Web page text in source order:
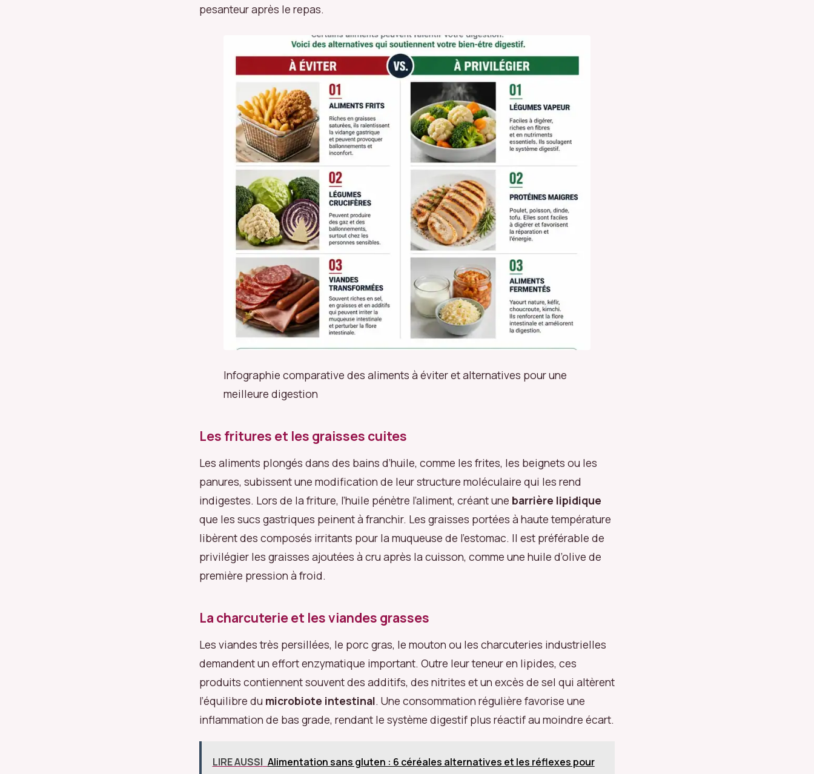
pesanteur après le repas.
Infographie comparative des aliments à éviter et alternatives pour une
meilleure digestion
Les fritures et les graisses cuites
Les aliments plongés dans des bains d’huile, comme les frites, les beignets ou les
panures, subissent une modification de leur structure moléculaire qui les rend
indigestes. Lors de la friture, l’huile pénètre l’aliment, créant une barrière lipidique
que les sucs gastriques peinent à franchir. Les graisses portées à haute température
libèrent des composés irritants pour la muqueuse de l’estomac. Il est préférable de
privilégier les graisses ajoutées à cru après la cuisson, comme une huile d’olive de
première pression à froid.
La charcuterie et les viandes grasses
Les viandes très persillées, le porc gras, le mouton ou les charcuteries industrielles
demandent un effort enzymatique important. Outre leur teneur en lipides, ces
produits contiennent souvent des additifs, des nitrites et un excès de sel qui altèrent
l’équilibre du microbiote intestinal. Une consommation régulière favorise une
inflammation de bas grade, rendant le système digestif plus réactif au moindre écart.
LIRE AUSSI Alimentation sans gluten : 6 céréales alternatives et les réflexes pour